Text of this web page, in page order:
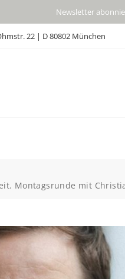
Newsletter
22 | D 80802 München
Montagsrunde mit